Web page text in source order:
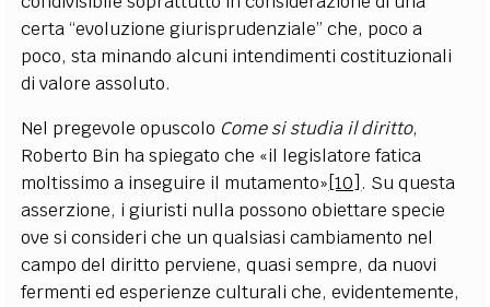
certa “evoluzione giurisprudenziale” che, poco a
poco, sta minando alcuni intendimenti costituzionali
di valore assoluto.
Nel pregevole opuscolo Come si studia il diritto,
Roberto Bin ha spiegato che «il legislatore fatica
moltissimo a inseguire il mutamento» [10] . Su questa
asserzione, i giuristi nulla possono obiettare specie
ove si consideri che un qualsiasi cambiamento nel
campo del diritto perviene, quasi sempre, da nuovi
fermenti ed esperienze culturali che, evidentemente,